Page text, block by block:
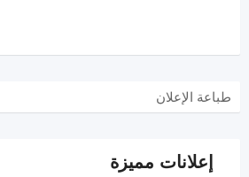
طباعة الإعلان
إعلانات مميزة